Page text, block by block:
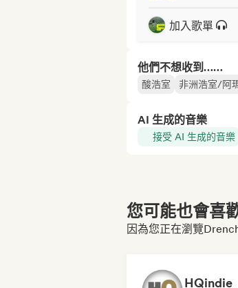
加入歌單
他們不想收到……
酸浩室 非洲浩室/阿
AI 生成的音樂
接受 AI 生成的音樂
您可能也會喜
因為您正在瀏覽
HQindie